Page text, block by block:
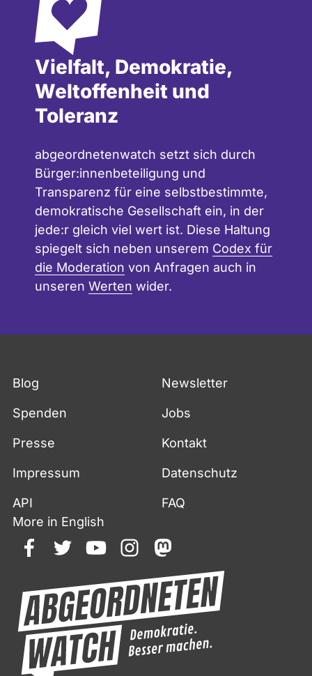
Vielfalt, Demokratie,
Weltoffenheit und
Toleranz
abgeordnetenwatch setzt sich durch
Bürger:innenbeteiligung und
Transparenz für eine selbstbestimmte,
demokratische Gesellschaft ein, in der
jede:r gleich viel wert ist. Diese Haltung
spiegelt sich neben unserem Codex für
die Moderation von Anfragen auch in
unseren Werten wider.
Blog Newsletter
Spenden Jobs
Presse Kontakt
Impressum Datenschutz
API
FAQ
More in English
facebooktwitteryoutubeinstagrammastodon